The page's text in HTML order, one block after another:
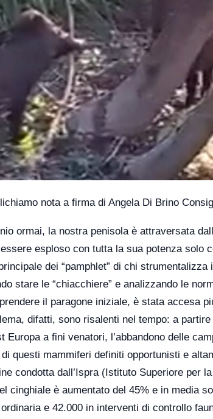
nota a firma di Angela Di Brino
ormai, la nostra penisola è attraversata
esploso con tutta la sua potenza solo
dei “pamphlet” di chi
stare le “chiacchiere” e analizzando le
il paragone iniziale, è stata accesa
difatti, sono risalenti nel tempo: a
Europa a fini venatori, l’abbandono delle
questi mammiferi definiti opportunisti e
condotta dall’Ispra (Istituto Superiore per
cinghiale è aumentato del 45% e in media
e 42.000 in interventi di controllo